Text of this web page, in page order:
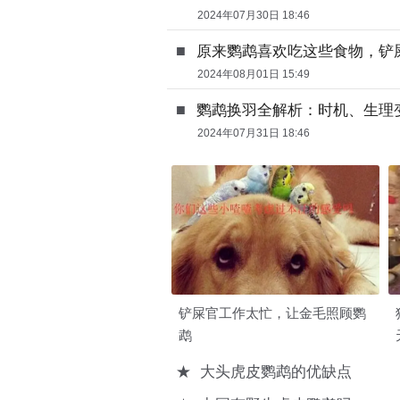
2024年07月30日 18:46
■ 原来鹦鹉喜欢吃这些食物，铲
2024年08月01日 15:49
■ 鹦鹉换羽全解析：时机、生理
2024年07月31日 18:46
铲屎官工作太忙，让金毛照顾鹦
鹉
★
大头虎皮鹦鹉的优缺点